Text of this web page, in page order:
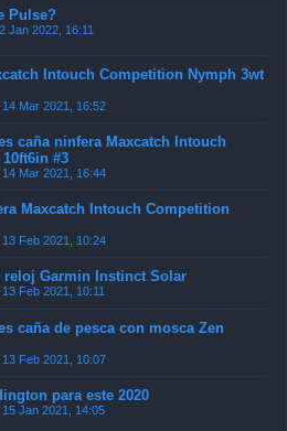
Pulse?
Jan 2022, 16:11
Intouch Competition Nymph 3wt
14 Mar 2021, 16:52
caña ninfera Maxcatch Intouch
#3
14 Mar 2021, 16:44
Maxcatch Intouch Competition
13 Feb 2021, 10:24
reloj Garmin Instinct Solar
13 Feb 2021, 10:11
caña de pesca con mosca Zen
13 Feb 2021, 10:07
para este 2020
15 Jan 2021, 14:05